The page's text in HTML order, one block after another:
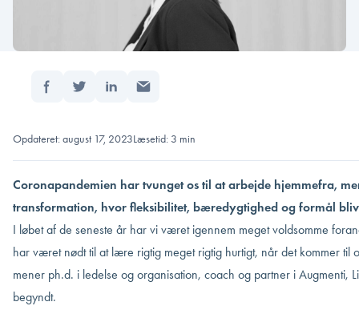
Opdateret: august 17, 2023Læsetid: 3 min
Coronapandemien har tvunget os til at arbejde hjemmefra,
transformation, hvor fleksibilitet, bæredygtighed og formål
I løbet af de seneste år har vi været igennem meget voldsomme
har været nødt til at lære rigtig meget rigtig hurtigt, når det kommer til
mener ph.d. i ledelse og organisation, coach og partner i Augmenti,
begyndt.